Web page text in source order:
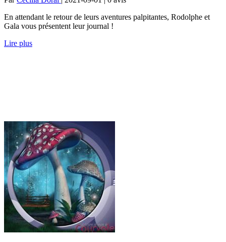
En attendant le retour de leurs aventures palpitantes, Rodolphe et
Gala vous présentent leur journal !
Lire plus